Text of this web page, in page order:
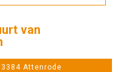
van
Attenrode